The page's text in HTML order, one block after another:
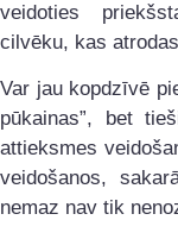
veidoties
cilvēku, kas
Var jau kopdzīvē
pūkainas”, bet
attieksmes
veidošanos,
nemaz nav tik